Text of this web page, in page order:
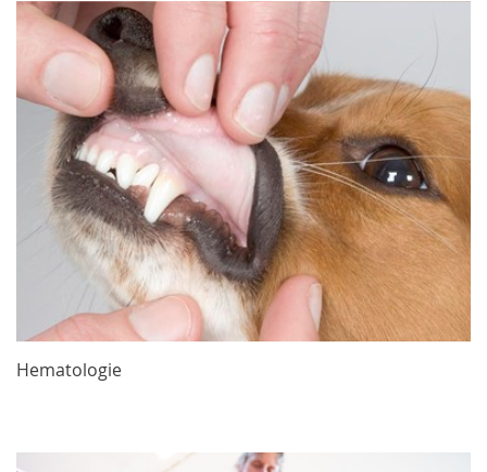
Hematologie